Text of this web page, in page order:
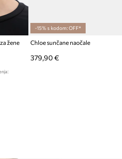
žene
-15% s kodom: OFF*
Chloe sunčane naočale
379,90 €